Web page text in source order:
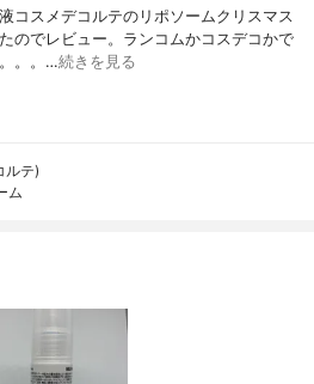
コスメデコルテのリポソームクリスマス
のでレビュー。ランコムかコスデコかで
。。…続きを見る
ルテ)
ム